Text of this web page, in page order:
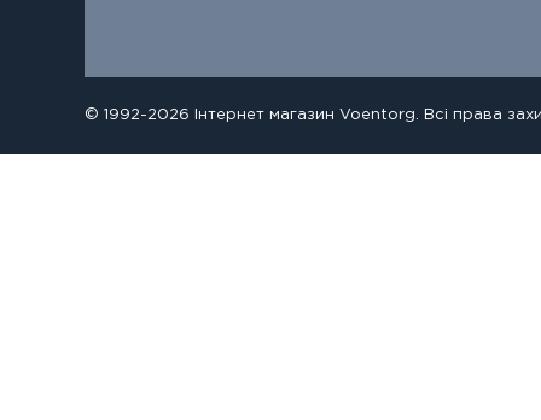
© 1992-2026 Інтернет магазин Voentorg. Всі права